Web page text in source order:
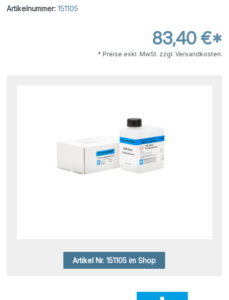
Artikelnummer: 151105
83,40 €*
* Preise exkl. MwSt. zzgl. Versandkosten.
Artikel Nr. 151105 im Shop